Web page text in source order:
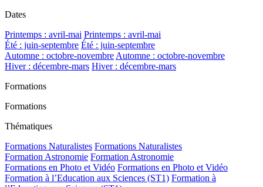
Dates
Printemps : avril-mai Printemps : avril-mai
Été : juin-septembre Été : juin-septembre
Automne : octobre-novembre Automne : octobre-novembre
Hiver : décembre-mars Hiver : décembre-mars
Formations
Formations
Thématiques
Formations Naturalistes Formations Naturalistes
Formation Astronomie Formation Astronomie
Formations en Photo et Vidéo Formations en Photo et Vidéo
Formation à l’Education aux Sciences (ST1) Formation à